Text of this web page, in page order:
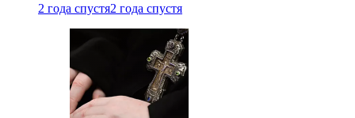
2 года спустя2 года спустя